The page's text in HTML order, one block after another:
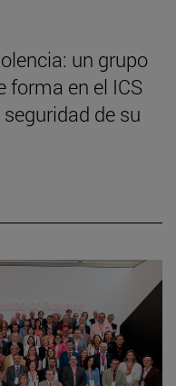
un grupo
forma en el ICS
de su